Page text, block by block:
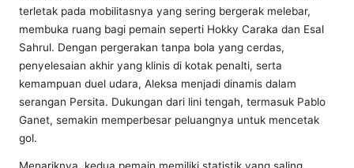
terletak pada mobilitasnya yang sering bergerak melebar,
membuka ruang bagi pemain seperti Hokky Caraka dan Esal
Sahrul. Dengan pergerakan tanpa bola yang cerdas,
penyelesaian akhir yang klinis di kotak penalti, serta
kemampuan duel udara, Aleksa menjadi dinamis dalam
serangan Persita. Dukungan dari lini tengah, termasuk Pablo
Ganet, semakin memperbesar peluangnya untuk mencetak
gol.
Menariknya, kedua pemain memiliki statistik yang saling